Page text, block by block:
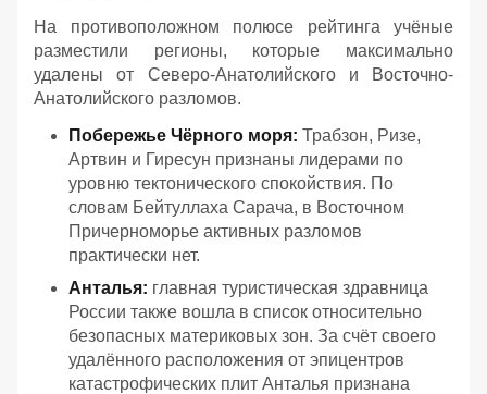
На противоположном полюсе рейтинга учёные
разместили регионы, которые максимально
удалены от Северо-Анатолийского и Восточно-
Анатолийского разломов.
Побережье Чёрного моря: Трабзон, Ризе,
Артвин и Гиресун признаны лидерами по
уровню тектонического спокойствия. По
словам Бейтуллаха Сарача, в Восточном
Причерноморье активных разломов
практически нет.
Анталья: главная туристическая здравница
России также вошла в список относительно
безопасных материковых зон. За счёт своего
удалённого расположения от эпицентров
катастрофических плит Анталья признана